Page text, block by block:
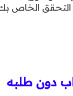
الخاص بك
دون طلبه